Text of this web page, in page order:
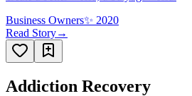
Business Owners✨ 2020
Read Story→
Addiction Recovery